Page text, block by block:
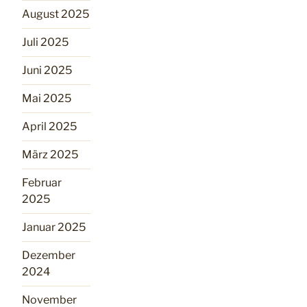
August 2025
Juli 2025
Juni 2025
Mai 2025
April 2025
März 2025
Februar
2025
Januar 2025
Dezember
2024
November